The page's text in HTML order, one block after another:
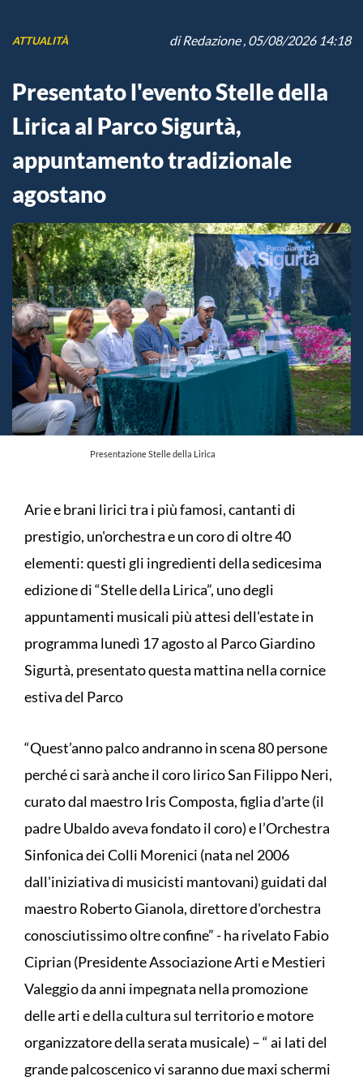
ATTUALITÀ diRedazione, 05/08/2026 14:18
Presentato l'evento Stelle della
Lirica al Parco Sigurtà,
appuntamento tradizionale
agostano
Presentazione Stelle della Lirica
Arie e brani lirici tra i più famosi, cantanti di
prestigio, un'orchestra e un coro di oltre 40
elementi: questi gli ingredienti della sedicesima
edizione di “Stelle della Lirica”, uno degli
appuntamenti musicali più attesi dell'estate in
programma lunedì 17 agosto al Parco Giardino
Sigurtà, presentato questa mattina nella cornice
estiva del Parco
“Quest’anno palco andranno in scena 80 persone
perché ci sarà anche il coro lirico San Filippo Neri,
curato dal maestro Iris Composta, figlia d'arte (il
padre Ubaldo aveva fondato il coro) e l’Orchestra
Sinfonica dei Colli Morenici (nata nel 2006
dall'iniziativa di musicisti mantovani) guidati dal
maestro Roberto Gianola, direttore d'orchestra
conosciutissimo oltre confine” - ha rivelato Fabio
Ciprian (Presidente Associazione Arti e Mestieri
Valeggio da anni impegnata nella promozione
delle arti e della cultura sul territorio e motore
organizzatore della serata musicale) – “ ai lati del
grande palcoscenico vi saranno due maxi schermi